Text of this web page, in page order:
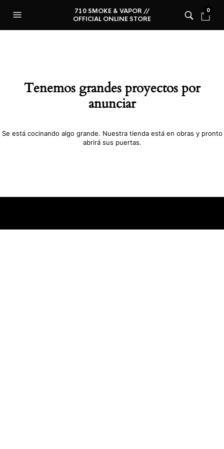
710 SMOKE & VAPOR //
OFFICIAL ONLINE STORE
0
Tenemos grandes proyectos por
anunciar
Se está cocinando algo grande. Nuestra tienda está en obras y pronto
abrirá sus puertas.